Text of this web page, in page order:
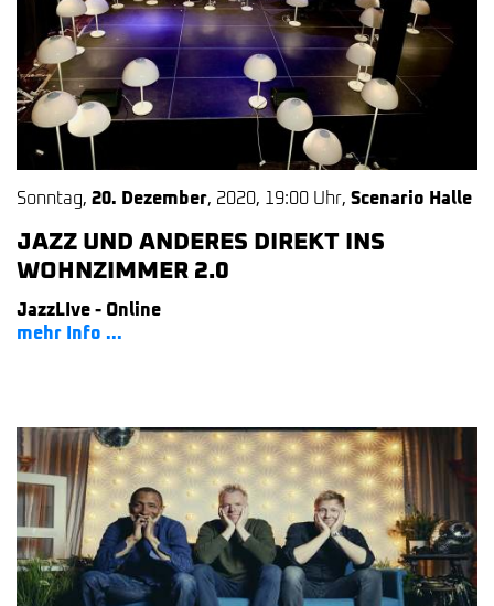
Sonntag, 20. Dezember, 2020, 19:00 Uhr, Scenario Halle
JAZZ UND ANDERES DIREKT INS
WOHNZIMMER 2.0
JazzLIve - Online
mehr Info ...